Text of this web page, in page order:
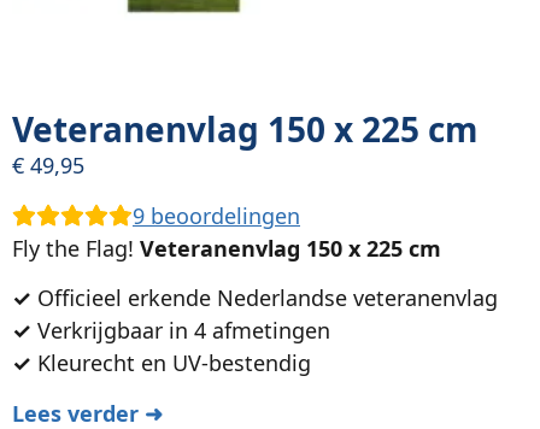
Veteranenvlag 150 x 225 cm
€ 49,95
9 beoordelingen
Fly the Flag! Veteranenvlag 150 x 225 cm
✓ Officieel erkende Nederlandse veteranenvlag
✓ Verkrijgbaar in 4 afmetingen
✓ Kleurecht en UV-bestendig
Lees verder ➜